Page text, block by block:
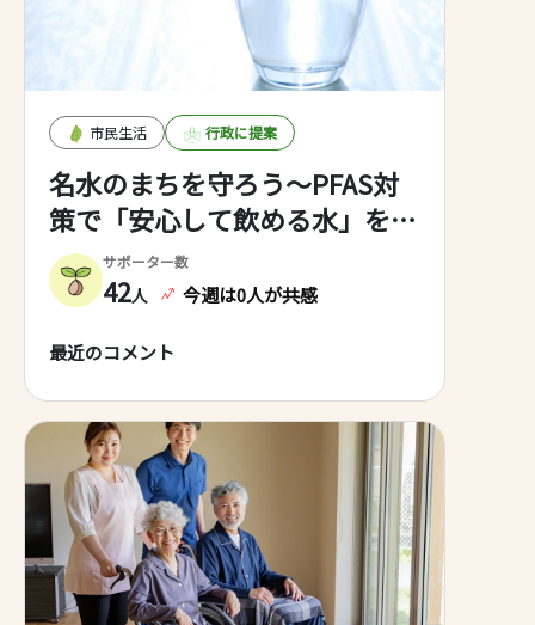
市民生活 行政に提案
名水のまちを守ろう～PFAS対
策で「安心して飲める水」を次
の世代へ～ （※PFAS：撥水・
撥油・耐熱性をもつ人工化学物
く蓄積しやすい）
サポーター数
42人 今週は0人が共感
最近のコメント